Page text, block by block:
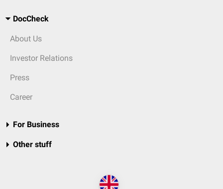
DocCheck
About Us
Investor Relations
Press
Career
For Business
Other stuff